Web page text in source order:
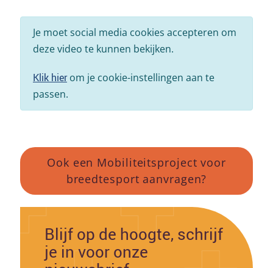
Blijf op de hoogte, schrijf
je in voor onze
Je moet social media cookies accepteren om
deze video te kunnen bekijken.
Klik hierom je cookie-instellingen aan te
passen.
Ook een Mobiliteitsproject voor
breedtesport aanvragen?